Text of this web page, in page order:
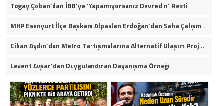
Togay Çoban’dan İBB’ye ‘Yapamıyorsanız Devredin’ Resti
MHP Esenyurt İlçe Başkanı Alpaslan Erdoğan’dan Saha Çalışmaları ve Yerel Gündeme İlişkin Açıklamalar
Cihan Aydın’dan Metro Tartışmalarına Alternatif Ulaşım Projesi
Levent Avşar’dan Duygulandıran Dayanışma Örneği